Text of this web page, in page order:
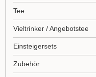
Tee
Vieltrinker / Angebotstee
Einsteigersets
Zubehör